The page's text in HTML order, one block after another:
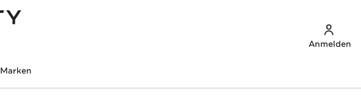
Anmelden
Marken